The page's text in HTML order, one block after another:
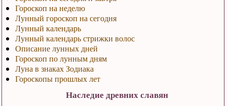
Гороскоп на неделю
Лунный гороскоп на сегодня
Лунный календарь
Лунный календарь стрижки волос
Описание лунных дней
Гороскоп по лунным дням
Луна в знаках Зодиака
Гороскопы прошлых лет
Наследие древних славян